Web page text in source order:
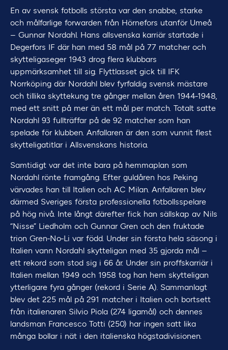
En av svensk fotbolls största var den snabbe, starke
och målfarlige forwarden från Hörnefors utanför Umeå
– Gunnar Nordahl. Hans allsvenska karriär startade i
Degerfors IF där han med 58 mål på 77 matcher och
skytteligaseger 1943 drog flera klubbars
uppmärksamhet till sig. Flyttlasset gick till IFK
Norrköping där Nordahl blev fyrfaldig svensk mästare
och tillika skyttekung tre gånger mellan åren 1944-1948,
med ett snitt på mer än ett mål per match. Totalt satte
Nordahl 93 fullträffar på de 92 matcher som han
spelade för klubben. Anfallaren är den som vunnit flest
skytteligatitlar i Allsvenskans historia.
Samtidigt var det inte bara på hemmaplan som
Nordahl rönte framgång. Efter guldåren hos Peking
värvades han till Italien och AC Milan. Anfallaren blev
därmed Sveriges första professionella fotbollsspelare
på hög nivå. Inte långt därefter fick han sällskap av Nils
“Nisse” Liedholm och Gunnar Gren och den fruktade
trion Gren-No-Li var född. Under sin första hela säsong i
Italien vann Nordahl skytteligan med 35 gjorda mål –
ett rekord som stod sig i 66 år. Under sin proffskarriär i
Italien mellan 1949 och 1958 tog han hem skytteligan
ytterligare fyra gånger (rekord i Serie A). Sammanlagt
blev det 225 mål på 291 matcher i Italien och bortsett
från italienaren Silvio Piola (274 ligamål) och dennes
landsman Francesco Totti (250) har ingen satt lika
många bollar i nät i den italienska högstadivisionen.